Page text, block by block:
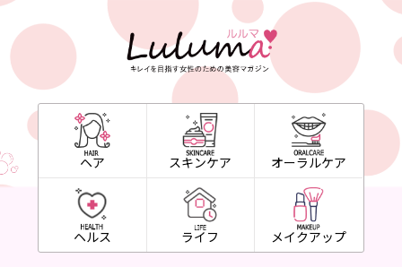
ヘア スキンケア オーラルケア
ヘルス ライフ メイクアップ